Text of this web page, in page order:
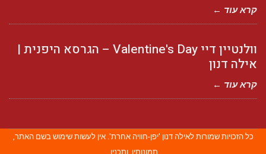
קרא עוד ←
וולנטיין דיי Valentine's Day – הגרסא היפנית |
אילה דנון
קרא עוד ←
כל הזכויות שמורות לאילה דנון 'יפן-חוויה אחרת'. אין לעשות שימוש בשם האתר,
תמונותיו, ותכניו.